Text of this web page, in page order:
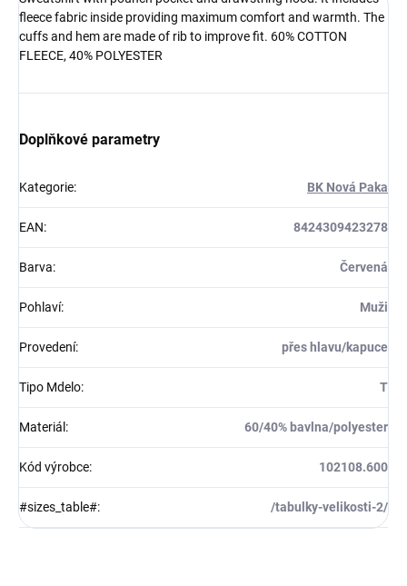
fleece fabric inside providing maximum comfort and warmth. The
cuffs and hem are made of rib to improve fit. 60% COTTON
FLEECE, 40% POLYESTER
Doplňkové parametry
Kategorie: BK Nová Paka
EAN: 8424309423278
Barva: Červená
Pohlaví: Muži
Provedení: přes hlavu/kapuce
Tipo Mdelo: T
Materiál : 60/40% bavlna/polyester
Kód výrobce: 102108.600
#sizes_table#: /tabulky-velikosti-2/